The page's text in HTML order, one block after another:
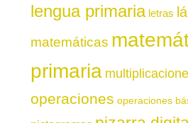
lengua primaria letras
matemáticas
primaria
operaciones operaciones